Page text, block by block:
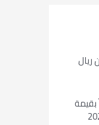
6 ملايين ريال
بقيمة